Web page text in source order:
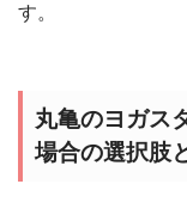
す。
丸亀のヨガス
場合の選択肢